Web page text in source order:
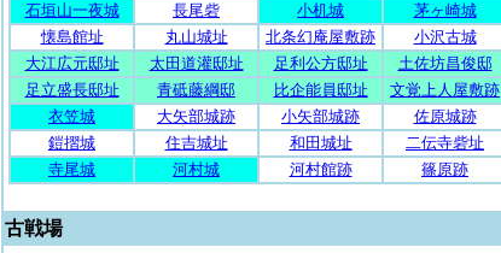
石垣山一夜城
長尾砦 小机城 茅ヶ崎城
懐島館址
丸山城址 北条幻庵屋敷跡 小沢古城
大江広元邸址
太田道灌邸址 足利公方邸址 土佐坊昌俊邸
足立盛長邸址
青砥藤綱邸 比企能員邸址 文覚上人屋敷跡
衣笠城
大矢部城跡 小矢部城跡 佐原城跡
鎧摺城
住吉城址 和田城址 二伝寺砦址
寺尾城
河村城 河村館跡 篠原跡
古戦場